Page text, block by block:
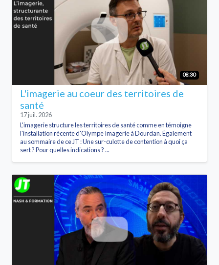
08:30
L'imagerie au coeur des territoires de
santé
17 juil. 2026
L'imagerie structure les territoires de santé comme en témoigne
l'installation récente d'Olympe Imagerie à Dourdan. Également
au sommaire de ce JT : Une sur-culotte de contention à quoi ça
sert ? Pour quelles indications ? ...